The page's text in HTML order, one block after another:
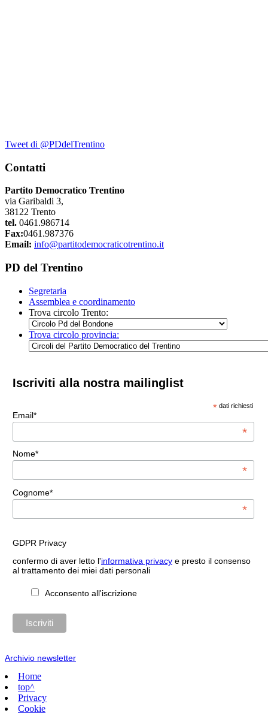
Tweet di @PDdelTrentino
Contatti
Partito Democratico Trentino
via Garibaldi 3,
38122 Trento
tel. 0461.986714
Fax:0461.987376
Email: info@partitodemocraticotrentino.it
PD del Trentino
Segretaria
Assemblea e coordinamento
Trova circolo Trento:
Trova circolo provincia:
Iscriviti alla nostra mailinglist
* dati richiesti
Email*
*
Nome*
*
Cognome*
*
GDPR Privacy
confermo di aver letto l'informativa privacye presto il consenso
al trattamento dei miei dati personali
Acconsento all'iscrizione
Archivio newsletter
Home
top^
Privacy
Cookie